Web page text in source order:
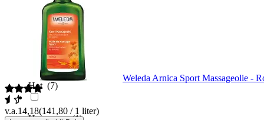
Ginkel's(3)
Holisan(22)
Hot (7)
Weleda Arnica Sport Massageolie -
v.a.14,18(141,80 / 1 liter)